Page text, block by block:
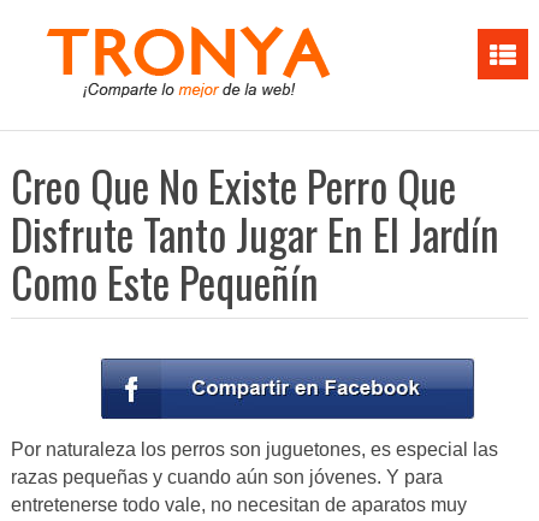
Creo Que No Existe Perro Que
Disfrute Tanto Jugar En El Jardín
Como Este Pequeñín
Por naturaleza los perros son juguetones, es especial las
razas pequeñas y cuando aún son jóvenes. Y para
entretenerse todo vale, no necesitan de aparatos muy